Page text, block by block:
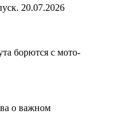
20.07.2026
борются с мото-
о важном